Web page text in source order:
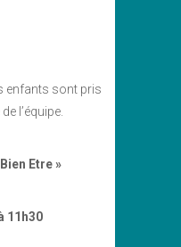
enfants sont pris
l’équipe.
Etre »
11h30